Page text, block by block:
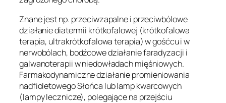
Znane jest np. przeciwzapalne i przeciwbólowe
działanie diatermii krótkofalowej (krótkofalowa
terapia, ultrakrótkofalowa terapia) w gośćcu i w
nerwobólach, bodźcowe działanie faradyzacji i
galwanoterapii w niedowładach mięśniowych.
Farmakodynamiczne działanie promieniowania
nadfioletowego Słońca lub lamp kwarcowych
(lampy lecznicze), polegające na przejściu